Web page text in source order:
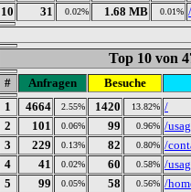
10
31 0.02% 1.68 MB 0.01%
Top 10 von
# Anfragen
Besuche
1
4664 2.55% 1420 13.82% /
2
101 0.06% 99 0.96% /
3
229 0.13% 82 0.80% /
4
41 0.02% 60 0.58% /
5
99 0.05% 58 0.56% /